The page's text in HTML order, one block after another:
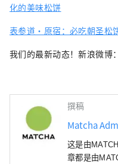
化的美味松饼
表参道・原宿：必吃朝圣松
我们的最新动态！新浪微博：
撰稿
Matcha
这是由
章都是由